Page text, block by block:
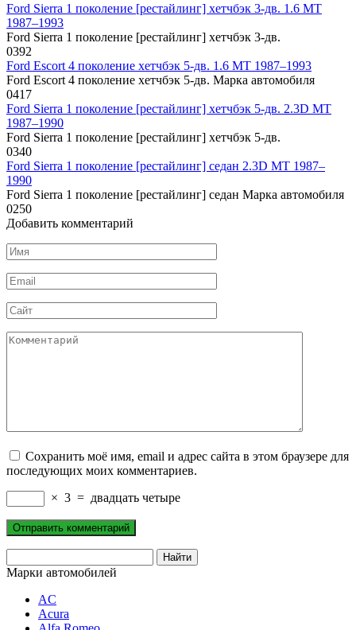
Ford Sierra 1 поколение [рестайлинг] хетчбэк 3-дв. 1.6 MT
1987–1993
Ford Sierra 1 поколение [рестайлинг] хетчбэк 3-дв.
0392
Ford Escort 4 поколение хетчбэк 5-дв. 1.6 MT 1987–1993
Ford Escort 4 поколение хетчбэк 5-дв. Марка автомобиля
0417
Ford Sierra 1 поколение [рестайлинг] хетчбэк 5-дв. 2.3D MT
1987–1990
Ford Sierra 1 поколение [рестайлинг] хетчбэк 5-дв.
0340
Ford Sierra 1 поколение [рестайлинг] седан 2.3D MT 1987–
1990
Ford Sierra 1 поколение [рестайлинг] седан Марка автомобиля
0250
Добавить комментарий
Имя
*
Email
*
Сайт
Комментарий
Сохранить моё имя, email и адрес сайта в этом браузере для
последующих моих комментариев.
× 3 = двадцать четыре
Марки автомобилей
AC
Acura